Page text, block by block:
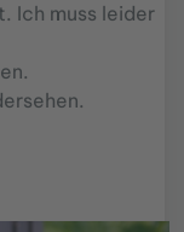
Ich muss leider